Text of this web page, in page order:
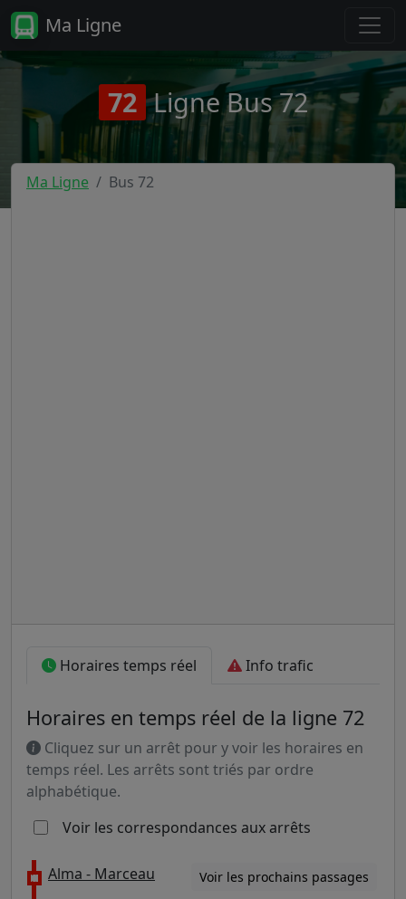
Ma Ligne
72 Ligne Bus 72
Ma Ligne Bus 72
Horaires temps réel Info trafic
Horaires en temps réel de la ligne 72
Cliquez sur un arrêt pour y voir les horaires en
temps réel. Les arrêts sont triés par ordre
alphabétique.
Voir les correspondances aux arrêts
Alma - Marceau Voir les prochains passages